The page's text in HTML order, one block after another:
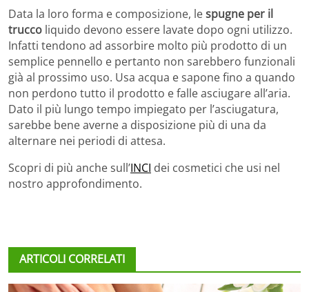
Data la loro forma e composizione, lespugne per il
trucco liquido devono essere lavate dopo ogni utilizzo.
Infatti tendono ad assorbire molto più prodotto di un
semplice pennello e pertanto non sarebbero funzionali
già al prossimo uso. Usa acqua e sapone fino a quando
non perdono tutto il prodotto e falle asciugare all’aria.
Dato il più lungo tempo impiegato per l’asciugatura,
sarebbe bene averne a disposizione più di una da
alternare nei periodi di attesa.
Scopri di più anche sull’INCI dei cosmetici che usi nel
nostro approfondimento.
ARTICOLI CORRELATI